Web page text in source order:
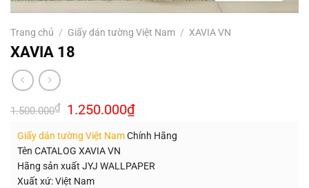
Trang chủ / Giấy dán tường Việt Nam / XAVIA VN
XAVIA 18
1.500.000₫ Giá
gốc
1.500.000₫.
1.250.000₫Giá
hiện
là:
Giấy dán tường Việt NamChính Hãng
Tên CATALOG XAVIA VN
Hãng sản xuất JYJ WALLPAPER
Xuất xứ: Việt Nam